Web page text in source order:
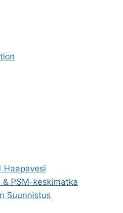
Haapavesi
PSM-keskimatka
Suunnistus